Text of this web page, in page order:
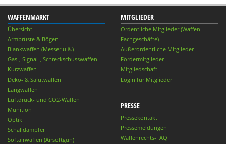
WAFFENMARKT
Übersicht
Armbrüste & Bögen
Blankwaffen (Messer u.ä.)
Gas-, Signal-, Schreckschusswaffen
Kurzwaffen
Deko- & Salutwaffen
Langwaffen
Luftdruck- und CO2-Waffen
Munition
Optik
Schalldämpfer
Softairwaffen (Airsoftgun)
MITGLIEDER
Ordentliche Mitglieder (Waffen-
Fachgeschäfte)
Außerordentliche Mitglieder
Fördermitglieder
Mitgliedschaft
Login für Mitglieder
PRESSE
Pressekontakt
Pressemeldungen
Waffenrechts-FAQ